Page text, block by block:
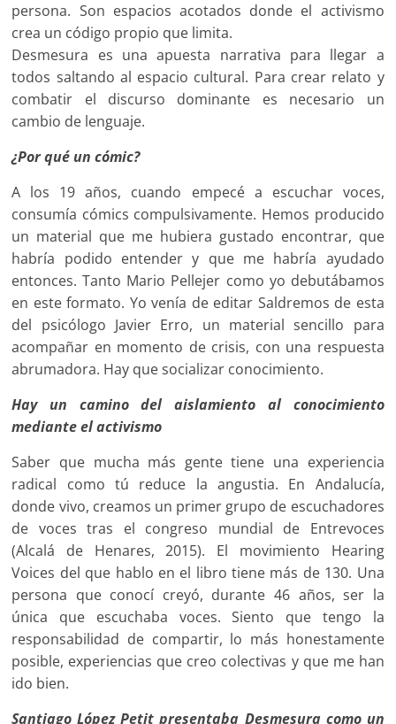
persona. Son espacios acotados donde el activismo
crea un código propio que limita.
Desmesura es una apuesta narrativa para llegar a
todos saltando al espacio cultural. Para crear relato y
combatir el discurso dominante es necesario un
cambio de lenguaje.
¿Por qué un cómic?
A los 19 años, cuando empecé a escuchar voces,
consumía cómics compulsivamente. Hemos producido
un material que me hubiera gustado encontrar, que
habría podido entender y que me habría ayudado
entonces. Tanto Mario Pellejer como yo debutábamos
en este formato. Yo venía de editar Saldremos de esta
del psicólogo Javier Erro, un material sencillo para
acompañar en momento de crisis, con una respuesta
abrumadora. Hay que socializar conocimiento.
Hay un camino del aislamiento al conocimiento
mediante el activismo
Saber que mucha más gente tiene una experiencia
radical como tú reduce la angustia. En Andalucía,
donde vivo, creamos un primer grupo de escuchadores
de voces tras el congreso mundial de Entrevoces
(Alcalá de Henares, 2015). El movimiento Hearing
Voices del que hablo en el libro tiene más de 130. Una
persona que conocí creyó, durante 46 años, ser la
única que escuchaba voces. Siento que tengo la
responsabilidad de compartir, lo más honestamente
posible, experiencias que creo colectivas y que me han
ido bien.
Santiago López Petit presentaba Desmesura como un